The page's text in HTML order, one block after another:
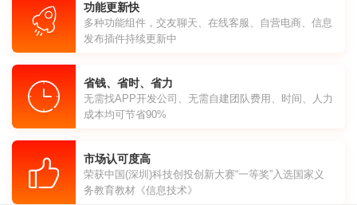
功能更新快
多种功能组件，交友聊天、在线客服、自营电商、信息
发布插件持续更新中
省钱、省时、省力
无需找APP开发公司、无需自建团队费用、时间、人力
成本均可节省90%
市场认可度高
荣获中国(深圳)科技创投创新大赛“一等奖”入选国家义
务教育教材《信息技术》